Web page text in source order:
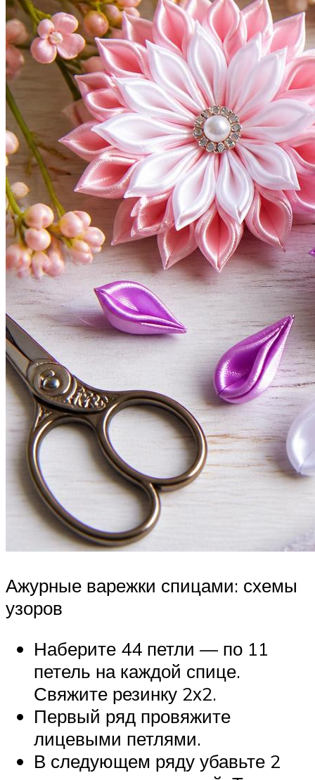
Ажурные варежки спицами: схемы
узоров
Наберите 44 петли — по 11
петель на каждой спице.
Свяжите резинку 2х2.
Первый ряд провяжите
лицевыми петлями.
В следующем ряду убавьте 2